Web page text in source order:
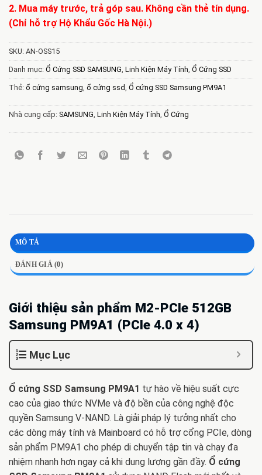
2. Mua máy trước, trả góp sau. Không cần thẻ tín dụng.
(Chỉ hỗ trợ Hộ Khẩu Gốc Hà Nội.)
SKU: AN-OSS15
Danh mục: Ổ Cứng SSD SAMSUNG, Linh Kiện Máy Tính, Ổ Cứng SSD
Thẻ: ổ cứng samsung, ổ cứng ssd, Ổ cứng SSD Samsung PM9A1
Nhà cung cấp: SAMSUNG, Linh Kiện Máy Tính, Ổ Cứng
MÔ TẢ
ĐÁNH GIÁ (0)
Giới thiệu sản phẩm M2-PCIe 512GB
Samsung PM9A1 (PCIe 4.0 x 4)
Mục Lục
Ổ cứng SSD Samsung PM9A1 tự hào về hiệu suất cực
cao của giao thức NVMe và độ bền của công nghệ độc
quyền Samsung V-NAND. Là giải pháp lý tưởng nhất cho
các dòng máy tính và Mainboard có hỗ trợ cổng PCIe, dòng
sản phẩm PM9A1 cho phép di chuyển tập tin và chạy đa
nhiệm nhanh hơn ngay cả khi dung lượng gần đầy. Ổ cứng